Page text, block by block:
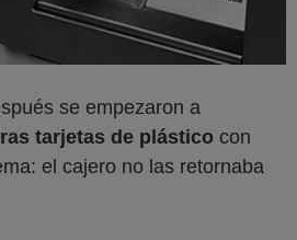
se empezaron a
tarjetas de plástico con
el cajero no las retornaba